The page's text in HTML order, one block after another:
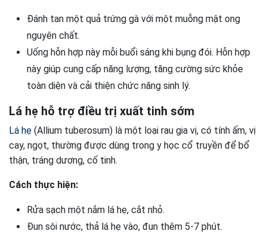
Đánh tan một quả trứng gà với một muỗng mật ong
nguyên chất.
Uống hỗn hợp này mỗi buổi sáng khi bụng đói. Hỗn hợp
này giúp cung cấp năng lượng, tăng cường sức khỏe
toàn diện và cải thiện chức năng sinh lý.
Lá hẹ hỗ trợ điều trị xuất tinh sớm
Lá hẹ (Allium tuberosum) là một loại rau gia vị, có tính ấm, vị
cay, ngọt, thường được dùng trong y học cổ truyền để bổ
thận, tráng dương, cố tinh.
Cách thực hiện:
Rửa sạch một nắm lá hẹ, cắt nhỏ.
Đun sôi nước, thả lá hẹ vào, đun thêm 5-7 phút.